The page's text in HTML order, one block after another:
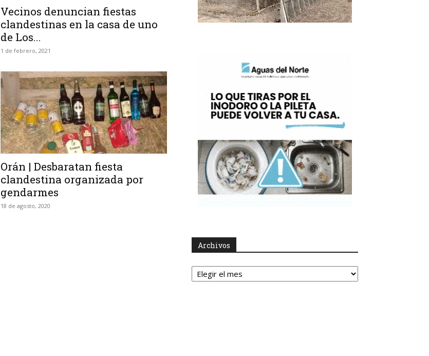
Vecinos denuncian fiestas
clandestinas en la casa de uno
de Los...
1 de febrero, 2021
Orán | Desbaratan fiesta
clandestina organizada por
gendarmes
18 de agosto, 2020
Archivos
Archivos